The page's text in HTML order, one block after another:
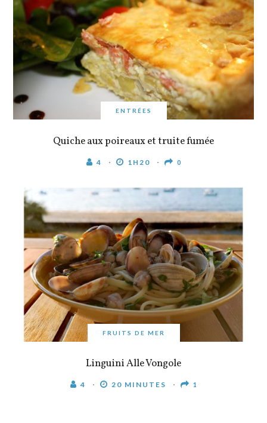
ENTRÉES
Quiche aux poireaux et truite fumée
4 1H20 0
FRUITS DE MER
Linguini Alle Vongole
4 20 MINUTES 1